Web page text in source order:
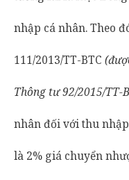
nhập cá nhân. Theo
111/2013/TT-BTC
Thông tư 92/2015/TT-
nhân đối với thu
là 2% giá chuyển